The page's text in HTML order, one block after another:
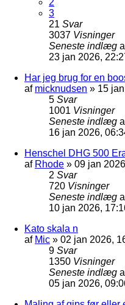
3
21 Svar
3037 Visninger
Seneste indlæg
23 jan 2026,
Har jeg brug for en
af micknudsen » 15
5 Svar
1001 Visninger
Seneste indlæg
16 jan 2026,
Henschel DHG 500
af Rhode » 09 jan
2 Svar
720 Visninger
Seneste indlæg
10 jan 2026,
Kato skala n
af Mic » 02 jan 2026,
9 Svar
1350 Visninger
Seneste indlæg
05 jan 2026,